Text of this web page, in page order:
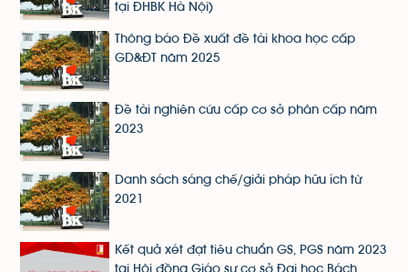
tại ĐHBK Hà Nội)
Thông báo Đề xuất đề tài khoa học cấp
GD&ĐT năm 2025
Đề tài nghiên cứu cấp cơ sở phân cấp năm
2023
Danh sách sáng chế/giải pháp hữu ích từ
2021
Kết quả xét đạt tiêu chuẩn GS, PGS năm 2023
tại Hội đồng Giáo sư cơ sở Đại học Bách